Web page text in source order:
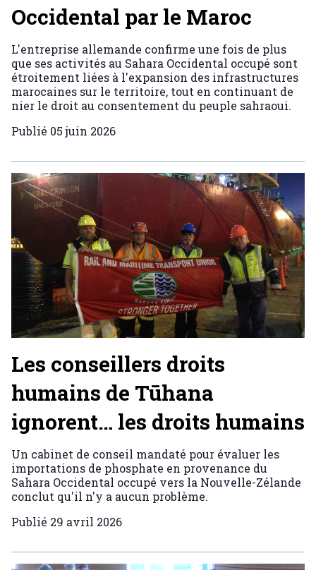
Occidental par le Maroc
L'entreprise allemande confirme une fois de plus
que ses activités au Sahara Occidental occupé sont
étroitement liées à l'expansion des infrastructures
marocaines sur le territoire, tout en continuant de
nier le droit au consentement du peuple sahraoui.
Publié 05 juin 2026
Les conseillers droits
humains de Tūhana
ignorent… les droits humains
Un cabinet de conseil mandaté pour évaluer les
importations de phosphate en provenance du
Sahara Occidental occupé vers la Nouvelle-Zélande
conclut qu'il n'y a aucun problème.
Publié 29 avril 2026